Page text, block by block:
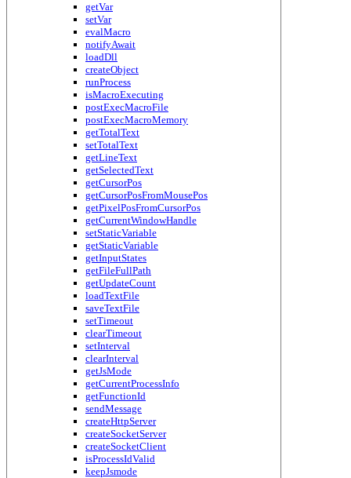
getVar
setVar
evalMacro
notifyAwait
loadDll
createObject
runProcess
isMacroExecuting
postExecMacroFile
postExecMacroMemory
getTotalText
setTotalText
getLineText
getSelectedText
getCursorPos
getCursorPosFromMousePos
getPixelPosFromCursorPos
getCurrentWindowHandle
setStaticVariable
getStaticVariable
getInputStates
getFileFullPath
getUpdateCount
loadTextFile
saveTextFile
setTimeout
clearTimeout
setInterval
clearInterval
getJsMode
getCurrentProcessInfo
getFunctionId
sendMessage
createHttpServer
createSocketServer
createSocketClient
isProcessIdValid
keepJsmode